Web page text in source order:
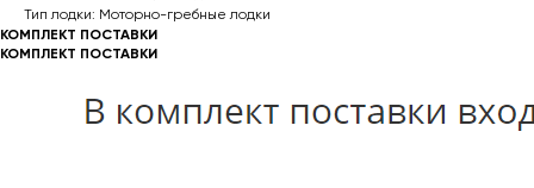
Тип лодки: Моторно-гребные лодки
КОМПЛЕКТ ПОСТАВКИ
КОМПЛЕКТ ПОСТАВКИ